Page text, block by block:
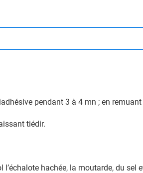
pendant 3 à 4 mn ; en remuant
tiédir.
hachée, la moutarde, du sel